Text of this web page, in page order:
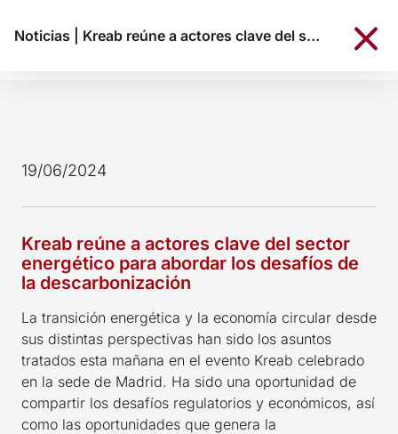
Noticias Kreab reúne a actores clave del sector energético para abordar los desafíos de la descarbonización
19/06/2024
Kreab reúne a actores clave del sector
energético para abordar los desafíos de
la descarbonización
La transición energética y la economía circular desde
sus distintas perspectivas han sido los asuntos
tratados esta mañana en el evento Kreab celebrado
en la sede de Madrid. Ha sido una oportunidad de
compartir los desafíos regulatorios y económicos, así
como las oportunidades que genera la